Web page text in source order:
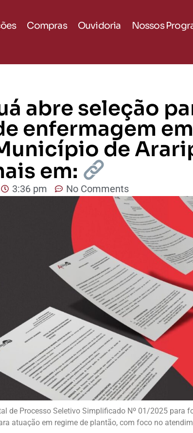
Compras Ouvidoria Nossos
abre seleção
enfermagem em
de
em:
3:36 pm No Comments
de Processo Seletivo Simplificado Nº 01/2025 para
atuação em regime de plantão, com foco no